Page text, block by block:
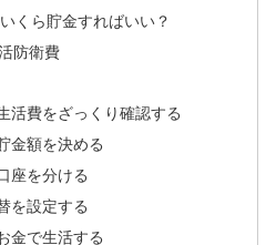
くら貯金すればいい？
防衛費
活費をざっくり確認する
金額を決める
座を分ける
を設定する
金で生活する